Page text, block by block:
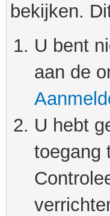
bekijken.
U bent
aan de
U hebt
toegang